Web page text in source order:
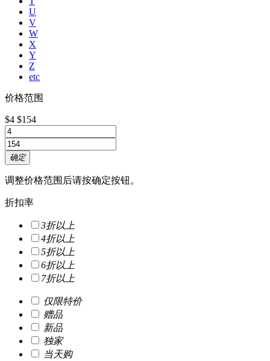
U
V
W
X
Y
Z
etc
价格范围
$4 $154
确定
调整价格范围后请按确定按钮。
折扣率
3折以上
4折以上
5折以上
6折以上
7折以上
仅限特价
赠品
新品
独家
当天购